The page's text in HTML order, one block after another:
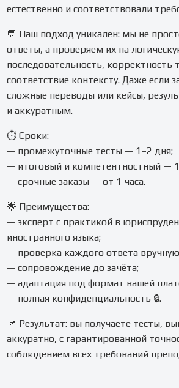
естественно и соответствовали
💬 Наш подход уникален: мы не
ответы, а проверяем их на
последовательность, корректность
соответствие контексту. Даже если
сложные переводы или кейсы,
и аккуратным.
⏱️ Сроки:
— промежуточные тесты — 1–2 дня;
— итоговый и компетентностный —
— срочные заказы — от 1 часа.
🌟 Преимущества:
— эксперт с практикой в
иностранного языка;
— проверка каждого ответа
— сопровождение до зачёта;
— адаптация под формат вашей
— полная конфиденциальность 🔒.
📌 Результат: вы получаете тесты,
аккуратно, с гарантированной
соблюдением всех требований